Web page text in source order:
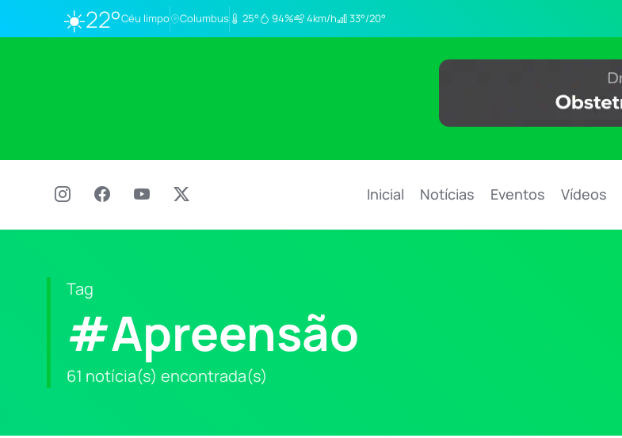
☀️22°Céu limpo Columbus 25° 94% 4km/h 33°/20°
Inicial Notícias Eventos Vídeos
Tag
#Apreensão
61 notícia(s) encontrada(s)